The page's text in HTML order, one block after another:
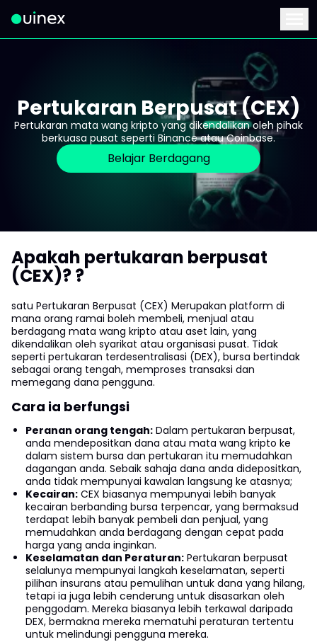
Ini ialah logo dan jika diklik akan mengalihkan anda ke
Pertukaran Berpusat (CEX)
Pertukaran mata wang kripto yang dikendalikan oleh pihak
berkuasa pusat seperti Binance atau Coinbase.
Belajar Berdagang
Apakah pertukaran berpusat
(CEX)? ?
satu Pertukaran Berpusat (CEX) Merupakan platform di
mana orang ramai boleh membeli, menjual atau
berdagang mata wang kripto atau aset lain, yang
dikendalikan oleh syarikat atau organisasi pusat. Tidak
seperti pertukaran terdesentralisasi (DEX), bursa bertindak
sebagai orang tengah, memproses transaksi dan
memegang dana pengguna.
Cara ia berfungsi
Peranan orang tengah: Dalam pertukaran berpusat,
anda mendepositkan dana atau mata wang kripto ke
dalam sistem bursa dan pertukaran itu memudahkan
dagangan anda. Sebaik sahaja dana anda didepositkan,
anda tidak mempunyai kawalan langsung ke atasnya;
Kecairan: CEX biasanya mempunyai lebih banyak
kecairan berbanding bursa terpencar, yang bermaksud
terdapat lebih banyak pembeli dan penjual, yang
memudahkan anda berdagang dengan cepat pada
harga yang anda inginkan.
Keselamatan dan Peraturan: Pertukaran berpusat
selalunya mempunyai langkah keselamatan, seperti
pilihan insurans atau pemulihan untuk dana yang hilang,
tetapi ia juga lebih cenderung untuk disasarkan oleh
penggodam. Mereka biasanya lebih terkawal daripada
DEX, bermakna mereka mematuhi peraturan tertentu
untuk melindungi pengguna mereka.